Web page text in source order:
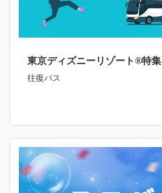
東京ディズニーリゾート®特集
往復バス